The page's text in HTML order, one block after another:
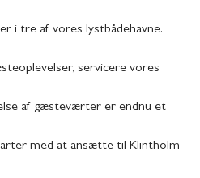
i tre af vores lystbådehavne.
servicere vores
af gæsteværter er endnu et
med at ansætte til Klintholm